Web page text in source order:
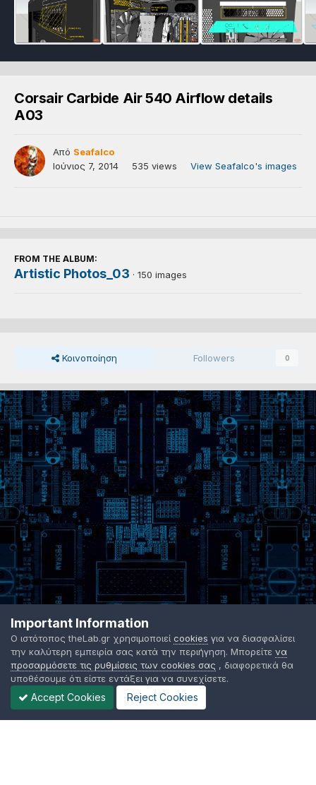
Corsair Carbide Air 540 Airflow details
A03
Από Seafalco
Ιούνιος 7, 2014
535 views View Seafalco's images
FROM THE ALBUM:
Artistic Photos_03 · 150 images
Κοινοποίηση Followers 0
Important Information
Ο ιστότοπος theLab.gr χρησιμοποιεί cookies για να διασφαλίσει
την καλύτερη εμπειρία σας κατά την περιήγηση. Μπορείτε να
προσαρμόσετε τις ρυθμίσεις των cookies σας , διαφορετικά θα
υποθέσουμε ότι είστε εντάξει για να συνεχίσετε.
Accept Cookies Reject Cookies